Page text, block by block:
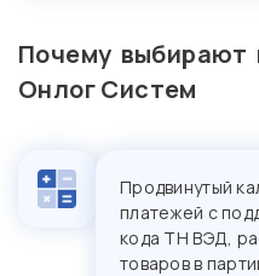
Почему выбирают
Онлог Систем
Продвинутый
платежей с
кода ТН ВЭД,
товаров в